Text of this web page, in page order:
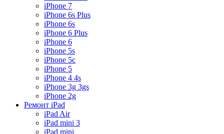
iPhone 7
iPhone 6s Plus
iPhone 6s
iPhone 6 Plus
iPhone 6
iPhone 5s
iPhone 5c
iPhone 5
iPhone 4 4s
iPhone 3g 3gs
iPhone 2g
Ремонт iPad
iPad Air
iPad mini 3
iPad mini